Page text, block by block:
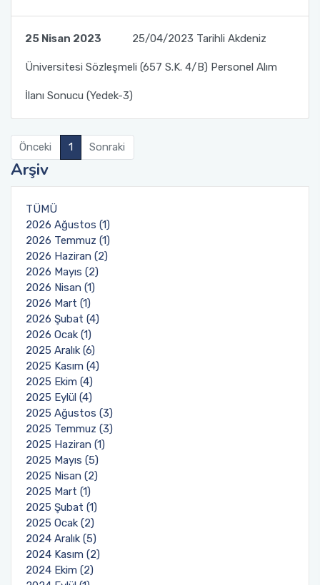
25 Nisan 2023 25/04/2023 Tarihli Akdeniz
Üniversitesi Sözleşmeli (657 S.K. 4/B) Personel Alım
İlanı Sonucu (Yedek-3)
Önceki 1 Sonraki
Arşiv
TÜMÜ
2026 Ağustos (1)
2026 Temmuz (1)
2026 Haziran (2)
2026 Mayıs (2)
2026 Nisan (1)
2026 Mart (1)
2026 Şubat (4)
2026 Ocak (1)
2025 Aralık (6)
2025 Kasım (4)
2025 Ekim (4)
2025 Eylül (4)
2025 Ağustos (3)
2025 Temmuz (3)
2025 Haziran (1)
2025 Mayıs (5)
2025 Nisan (2)
2025 Mart (1)
2025 Şubat (1)
2025 Ocak (2)
2024 Aralık (5)
2024 Kasım (2)
2024 Ekim (2)
Serik İşletme Fakültesi
Su Ürünleri Fakültesi
Turizm Fakültesi
Ziraat Fakültesi